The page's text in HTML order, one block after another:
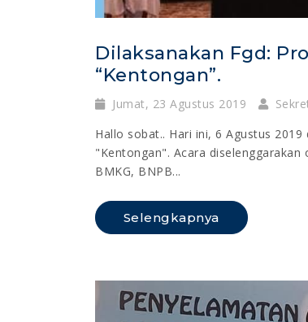
Dilaksanakan Fgd:
“kentongan”.
Jumat, 23 Agustus 2019
Hallo sobat.. Hari ini, 6 Agustus 2019
"Kentongan". Acara diselenggarakan
BMKG, BNPB...
Selengkapnya